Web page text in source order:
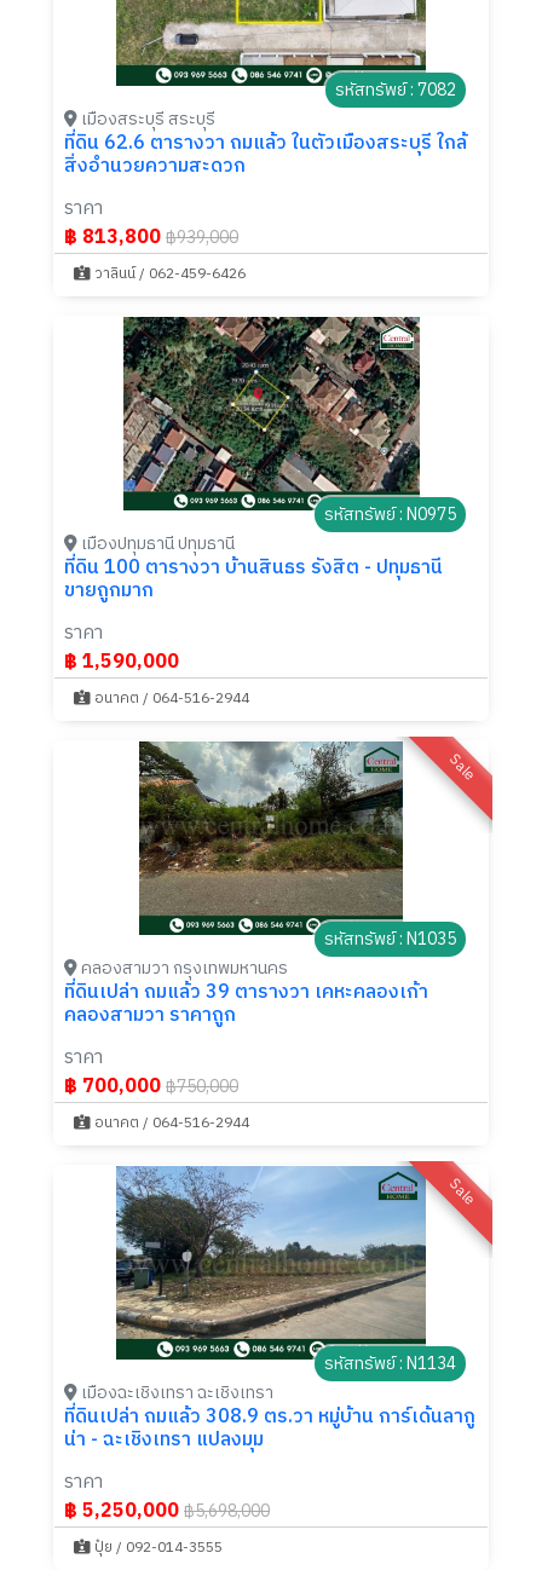
รหัสทรัพย์ : 7082
เมืองสระบุรี สระบุรี
ที่ดิน 62.6 ตารางวา ถมแล้ว ในตัวเมืองสระบุรี ใกล้
สิ่งอำนวยความสะดวก
ราคา
฿ 813,800฿939,000
วาลินน์ / 062-459-6426
รหัสทรัพย์ : N0975
เมืองปทุมธานี ปทุมธานี
ที่ดิน 100 ตารางวา บ้านสินธร รังสิต - ปทุมธานี
ขายถูกมาก
ราคา
฿ 1,590,000
อนาคต / 064-516-2944
Sale
รหัสทรัพย์ : N1035
คลองสามวา กรุงเทพมหานคร
ที่ดินเปล่า ถมแล้ว 39 ตารางวา เคหะคลองเก้า
คลองสามวา ราคาถูก
ราคา
฿ 700,000฿750,000
อนาคต / 064-516-2944
Sale
รหัสทรัพย์ : N1134
เมืองฉะเชิงเทรา ฉะเชิงเทรา
ที่ดินเปล่า ถมแล้ว 308.9 ตร.วา หมู่บ้าน การ์เด้นลากู
น่า - ฉะเชิงเทรา แปลงมุม
ราคา
฿ 5,250,000฿5,698,000
ปุ๋ย / 092-014-3555